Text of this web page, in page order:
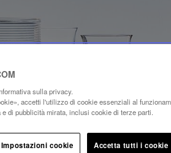
sulla privacy.
accetti l'utilizzo di cookie essenziali al
di pubblicità mirata, inclusi cookie di terze parti.
Impostazioni cookie Accetta tutti i cookie